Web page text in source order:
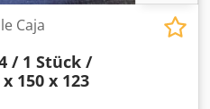
Caja
/ 1 Stück /
150 x 123